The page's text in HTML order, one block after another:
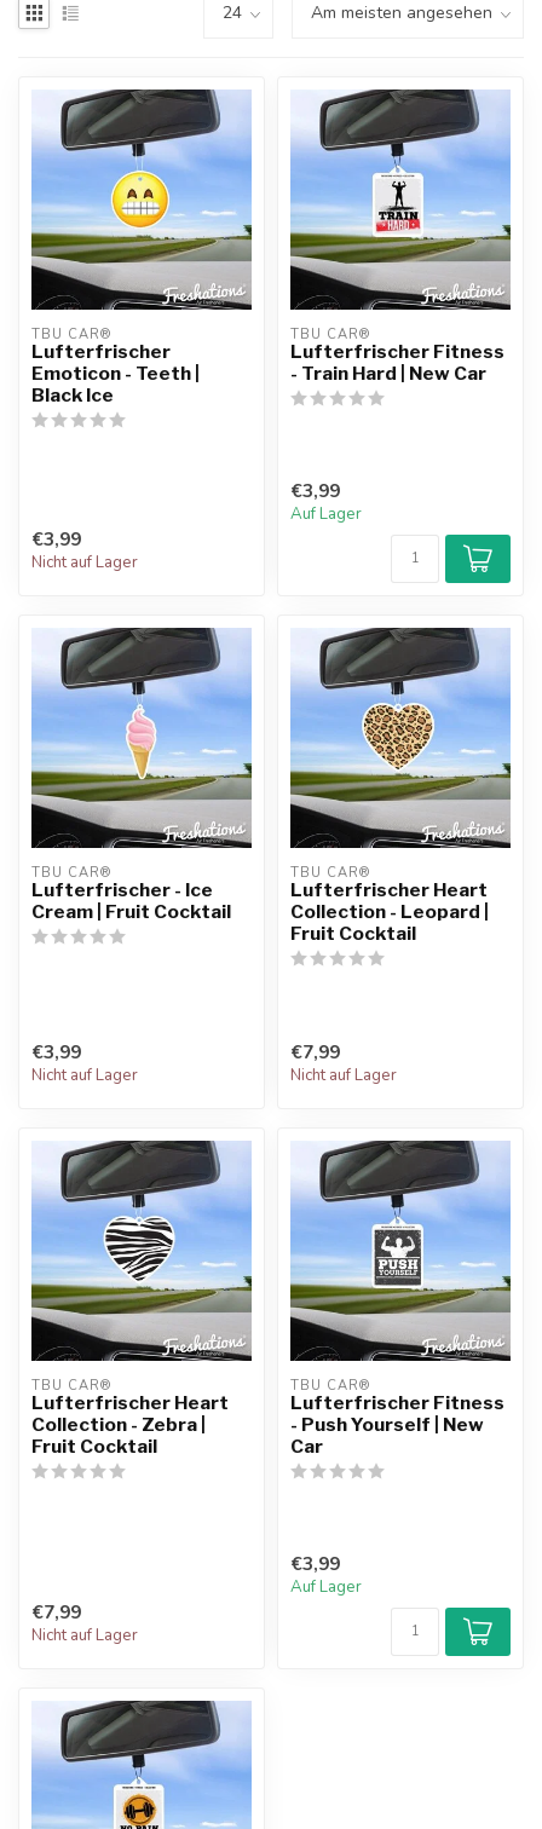
TBU CAR®
Lufterfrischer
Emoticon - Teeth |
Black Ice
€3,99
Nicht auf Lager
TBU CAR®
Lufterfrischer Fitness
- Train Hard | New Car
€3,99
Auf Lager
TBU CAR®
Lufterfrischer - Ice
Cream | Fruit Cocktail
€3,99
Nicht auf Lager
TBU CAR®
Lufterfrischer Heart
Collection - Leopard |
Fruit Cocktail
€7,99
Nicht auf Lager
TBU CAR®
Lufterfrischer Heart
Collection - Zebra |
Fruit Cocktail
€7,99
Nicht auf Lager
TBU CAR®
Lufterfrischer Fitness
- Push Yourself | New
Car
€3,99
Auf Lager